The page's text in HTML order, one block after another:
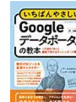
無料BI
ポータ
シュ
7月31日